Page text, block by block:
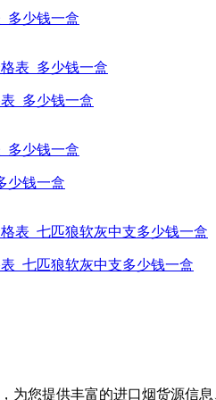
多少钱一盒
_多少钱一盒
少钱一盒
_七匹狼软灰中支多少钱一盒
为您提供丰富的进口烟货源信